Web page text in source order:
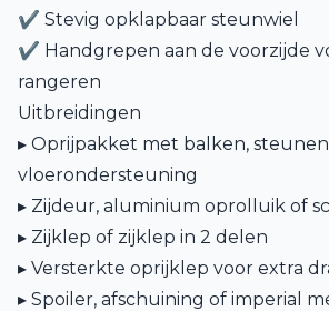
✔ Stevig opklapbaar steunwiel
✔ Handgrepen aan de voorzijde
rangeren
Uitbreidingen
▸ Oprijpakket met balken,
vloerondersteuning
▸ Zijdeur, aluminium oprolluik of
▸ Zijklep of zijklep in 2 delen
▸ Versterkte oprijklep voor extra
▸ Spoiler, afschuining of imperial